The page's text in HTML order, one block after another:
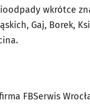
wkrótce
Gaj, Borek,
FBSerwis